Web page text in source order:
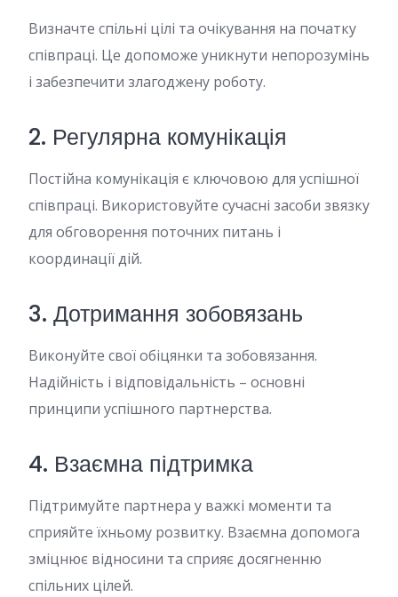
Визначте спільні цілі та очікування на початку
співпраці. Це допоможе уникнути непорозумінь
і забезпечити злагоджену роботу.
2. Регулярна комунікація
Постійна комунікація є ключовою для успішної
співпраці. Використовуйте сучасні засоби звязку
для обговорення поточних питань і
координації дій.
3. Дотримання зобовязань
Виконуйте свої обіцянки та зобовязання.
Надійність і відповідальність – основні
принципи успішного партнерства.
4. Взаємна підтримка
Підтримуйте партнера у важкі моменти та
сприяйте їхньому розвитку. Взаємна допомога
зміцнює відносини та сприяє досягненню
спільних цілей.